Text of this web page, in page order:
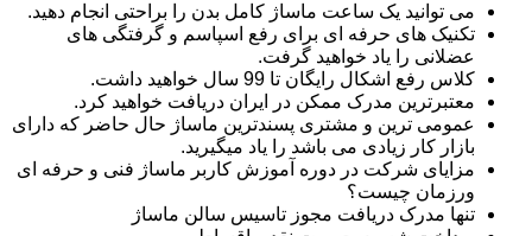
می توانید یک ساعت ماساژ کامل بدن را براحتی انجام دهید.
تکنیک های حرفه ای برای رفع اسپاسم و گرفتگی های
عضلانی را یاد خواهید گرفت.
کلاس رفع اشکال رایگان تا 99 سال خواهید داشت.
معتبرترین مدرک ممکن در ایران دریافت خواهید کرد.
عمومی ترین و مشتری پسندترین ماساژ حال حاضر که دارای
بازار کار زیادی می باشد را یاد میگیرید.
مزایای شرکت در دوره آموزش کاربر ماساژ فنی و حرفه ای
ورزمان چیست؟
تنها مدرک دریافت مجوز تاسیس سالن ماساژ